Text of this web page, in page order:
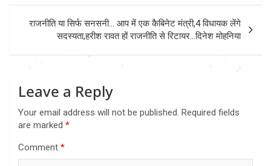
राजनीति या सिर्फ सनसनी… आप में एक कैबिनेट मंत्री,4 विधायक लेंगे
सदस्यता,हरीश रावत हों राजनीति से रिटायर…दिनेश मोहनिया
Leave a Reply
Your email address will not be published. Required fields
are marked *
Comment *